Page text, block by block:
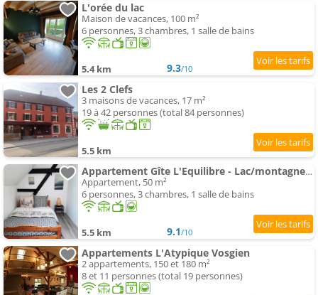
L'orée du lac
Maison de vacances, 100 m²
6 personnes, 3 chambres, 1 salle de bains
5.4 km 9.3/10
Les 2 Clefs
3 maisons de vacances, 17 m²
19 à 42 personnes (total 84 personnes)
5.5 km
Appartement Gîte L'Equilibre - Lac/montagnes- Familles-groupes
Appartement, 50 m²
6 personnes, 3 chambres, 1 salle de bains
5.5 km 9.1/10
Appartements L'Atypique Vosgien
2 appartements, 150 et 180 m²
8 et 11 personnes (total 19 personnes)